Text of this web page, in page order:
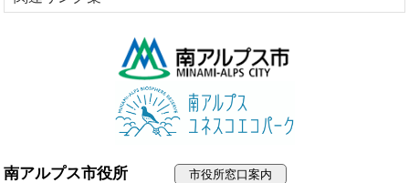
南アルプス市役所 市役所窓口案内